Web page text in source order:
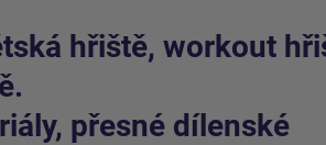
hřiště, workout
přesné dílenské